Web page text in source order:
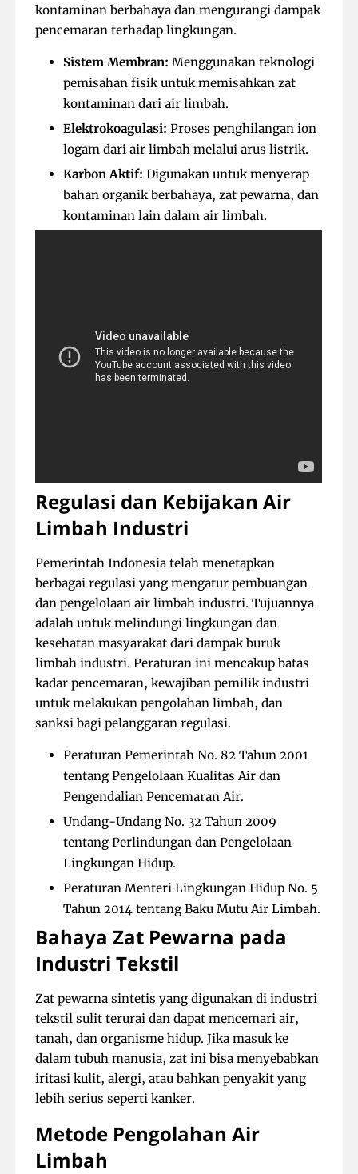
kontaminan berbahaya dan mengurangi dampak
pencemaran terhadap lingkungan.
Sistem Membran: Menggunakan teknologi
pemisahan fisik untuk memisahkan zat
kontaminan dari air limbah.
Elektrokoagulasi: Proses penghilangan ion
logam dari air limbah melalui arus listrik.
Karbon Aktif: Digunakan untuk menyerap
bahan organik berbahaya, zat pewarna, dan
kontaminan lain dalam air limbah.
Regulasi dan Kebijakan Air
Limbah Industri
Pemerintah Indonesia telah menetapkan
berbagai regulasi yang mengatur pembuangan
dan pengelolaan air limbah industri. Tujuannya
adalah untuk melindungi lingkungan dan
kesehatan masyarakat dari dampak buruk
limbah industri. Peraturan ini mencakup batas
kadar pencemaran, kewajiban pemilik industri
untuk melakukan pengolahan limbah, dan
sanksi bagi pelanggaran regulasi.
Peraturan Pemerintah No. 82 Tahun 2001
tentang Pengelolaan Kualitas Air dan
Pengendalian Pencemaran Air.
Undang-Undang No. 32 Tahun 2009
tentang Perlindungan dan Pengelolaan
Lingkungan Hidup.
Peraturan Menteri Lingkungan Hidup No. 5
Tahun 2014 tentang Baku Mutu Air Limbah.
Bahaya Zat Pewarna pada
Industri Tekstil
Zat pewarna sintetis yang digunakan di industri
tekstil sulit terurai dan dapat mencemari air,
tanah, dan organisme hidup. Jika masuk ke
dalam tubuh manusia, zat ini bisa menyebabkan
iritasi kulit, alergi, atau bahkan penyakit yang
lebih serius seperti kanker.
Metode Pengolahan Air
Limbah